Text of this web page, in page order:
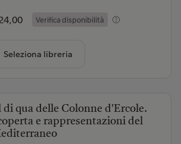
Verifica disponibilità
Seleziona libreria
di qua delle Colonne d'Ercole.
e rappresentazioni del